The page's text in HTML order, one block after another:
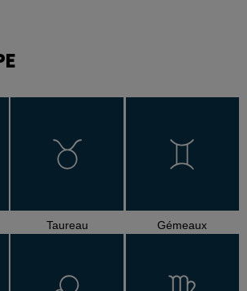
Taureau Gémeaux